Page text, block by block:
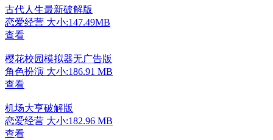
古代人生最新破解版
恋爱经营 大小:147.49MB
查看
樱花校园模拟器无广告版
角色扮演 大小:186.91 MB
查看
机场大亨破解版
恋爱经营 大小:182.96 MB
查看